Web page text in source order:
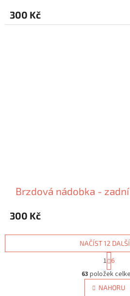
300 Kč
Brzdová nádobka -
300 Kč
O
v
l
NAČÍST 12
S
t
r
á
n
1 6
63 položek
NAHORU